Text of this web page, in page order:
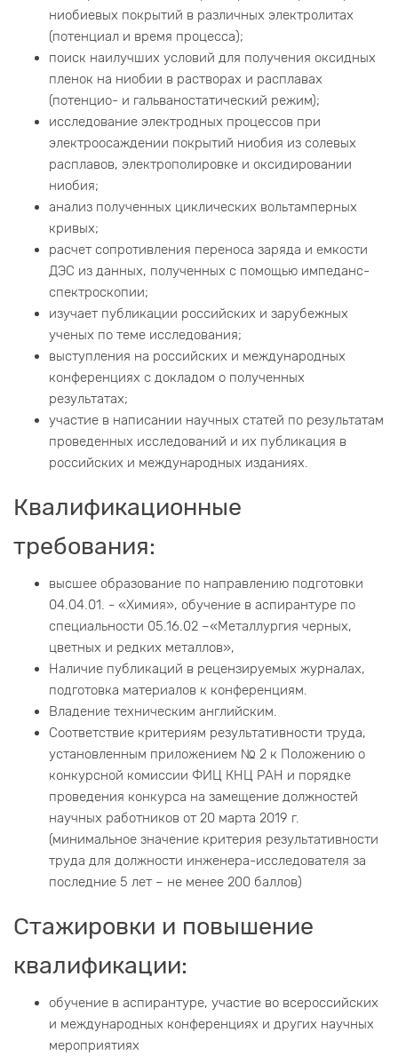
ниобиевых покрытий в различных электролитах
(потенциал и время процесса);
поиск наилучших условий для получения оксидных
пленок на ниобии в растворах и расплавах
(потенцио- и гальваностатический режим);
исследование электродных процессов при
электроосаждении покрытий ниобия из солевых
расплавов, электрополировке и оксидировании
ниобия;
анализ полученных циклических вольтамперных
кривых;
расчет сопротивления переноса заряда и емкости
ДЭС из данных, полученных с помощью импеданс-
спектроскопии;
изучает публикации российских и зарубежных
ученых по теме исследования;
выступления на российских и международных
конференциях с докладом о полученных
результатах;
участие в написании научных статей по результатам
проведенных исследований и их публикация в
российских и международных изданиях.
Квалификационные
требования:
высшее образование по направлению подготовки
04.04.01. - «Химия», обучение в аспирантуре по
специальности 05.16.02 –«Металлургия черных,
цветных и редких металлов»,
Наличие публикаций в рецензируемых журналах,
подготовка материалов к конференциям.
Владение техническим английским.
Соответствие критериям результативности труда,
установленным приложением № 2 к Положению о
конкурсной комиссии ФИЦ КНЦ РАН и порядке
проведения конкурса на замещение должностей
научных работников от 20 марта 2019 г.
(минимальное значение критерия результативности
труда для должности инженера-исследователя за
последние 5 лет – не менее 200 баллов)
Стажировки и повышение
квалификации:
обучение в аспирантуре, участие во всероссийских
и международных конференциях и других научных
мероприятиях